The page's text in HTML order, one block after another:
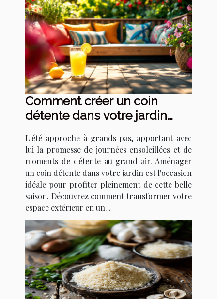
Comment créer un coin
détente dans votre jardin
L'été approche à grands pas, apportant avec
lui la promesse de journées ensoleillées et de
moments de détente au grand air. Aménager
un coin détente dans votre jardin est l'occasion
idéale pour profiter pleinement de cette belle
saison. Découvrez comment transformer votre
espace extérieur en un...